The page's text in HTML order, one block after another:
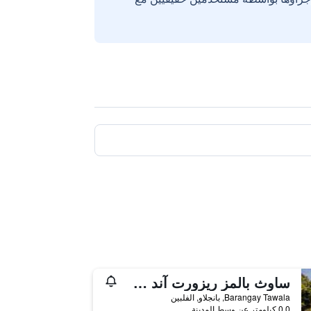
ساوث بالمز ريزورت آند سبا بانغلاو - إم جاليري كوليكشن
Barangay Tawala, بانجلاو, الفلبين
0.0 كيلومتر عن وسط المدينة